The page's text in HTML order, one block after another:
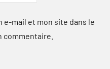
e-mail et mon site dans le
commentaire.